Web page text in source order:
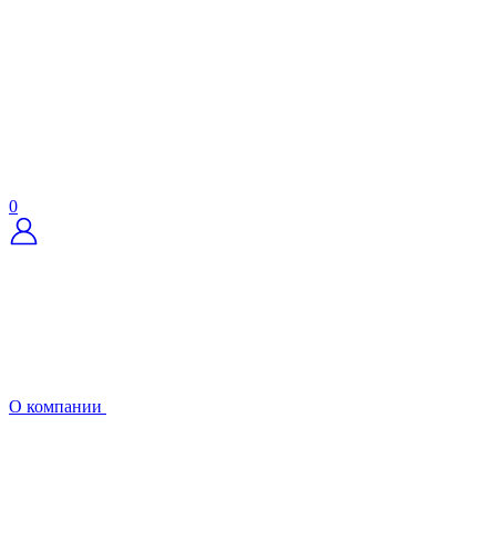
0
О компании